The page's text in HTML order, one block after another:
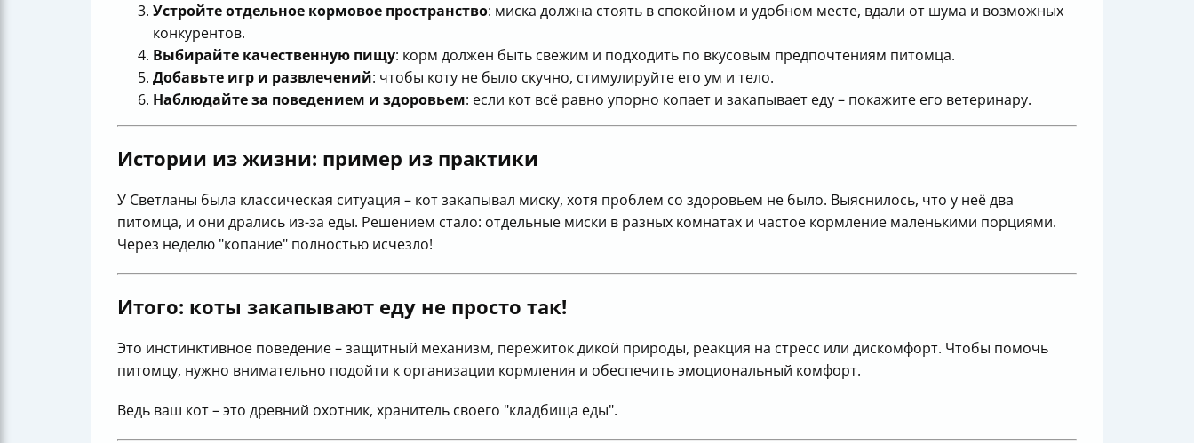
Устройте отдельное кормовое пространство: миска должна стоять в спокойном и удобном месте, вдали от шума и возможных
конкурентов.
Выбирайте качественную пищу: корм должен быть свежим и подходить по вкусовым предпочтениям питомца.
Добавьте игр и развлечений: чтобы коту не было скучно, стимулируйте его ум и тело.
Наблюдайте за поведением и здоровьем: если кот всё равно упорно копает и закапывает еду – покажите его ветеринару.
Истории из жизни: пример из практики
У Светланы была классическая ситуация – кот закапывал миску, хотя проблем со здоровьем не было. Выяснилось, что у неё два
питомца, и они дрались из-за еды. Решением стало: отдельные миски в разных комнатах и частое кормление маленькими порциями.
Через неделю "копание" полностью исчезло!
Итого: коты закапывают еду не просто так!
Это инстинктивное поведение – защитный механизм, пережиток дикой природы, реакция на стресс или дискомфорт. Чтобы помочь
питомцу, нужно внимательно подойти к организации кормления и обеспечить эмоциональный комфорт.
Ведь ваш кот – это древний охотник, хранитель своего "кладбища еды".